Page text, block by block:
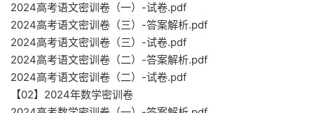
2024高考语文密训卷（一）-试卷.pdf
2024高考语文密训卷（三）-答案解析.pdf
2024高考语文密训卷（三）-试卷.pdf
2024高考语文密训卷（二）-答案解析.pdf
2024高考语文密训卷（二）-试卷.pdf
【02】2024年数学密训卷